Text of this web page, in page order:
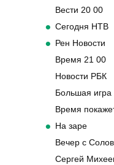
Вести 20 00
Сегодня НТВ
Рен Новости
Время 21 00
Новости РБК
Большая игра
Время
На заре
Вечер с
Сергей